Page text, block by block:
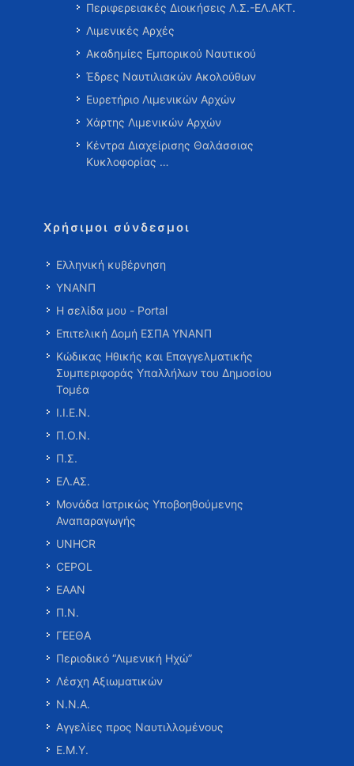
Περιφερειακές Διοικήσεις Λ.Σ.-ΕΛ.ΑΚΤ.
Λιμενικές Αρχές
Ακαδημίες Εμπορικού Ναυτικού
Έδρες Ναυτιλιακών Ακολούθων
Ευρετήριο Λιμενικών Αρχών
Χάρτης Λιμενικών Αρχών
Κέντρα Διαχείρισης Θαλάσσιας
Κυκλοφορίας …
Χρήσιμοι σύνδεσμοι
Ελληνική κυβέρνηση
ΥΝΑΝΠ
Η σελίδα μου - Portal
Επιτελική Δομή ΕΣΠΑ ΥΝΑΝΠ
Κώδικας Ηθικής και Επαγγελματικής
Συμπεριφοράς Υπαλλήλων του Δημοσίου
Τομέα
Ι.Ι.Ε.Ν.
Π.Ο.Ν.
Π.Σ.
ΕΛ.ΑΣ.
Μονάδα Ιατρικώς Υποβοηθούμενης
Αναπαραγωγής
UNHCR
CEPOL
ΕΑΑΝ
Π.Ν.
ΓΕΕΘΑ
Περιοδικό “Λιμενική Ηχώ”
Λέσχη Αξιωματικών
Ν.Ν.Α.
Αγγελίες προς Ναυτιλλομένους
Ε.Μ.Υ.